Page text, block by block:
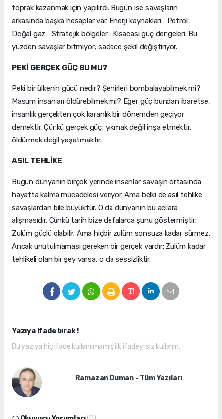
toprak kazanmak için yapılırdı. Bugün ise savaşların
arkasında başka hesaplar var. Enerji kaynakları… Petrol…
Doğal gaz… Stratejik bölgeler… Kısacası güç dengeleri. Bu
yüzden savaşlar bitmiyor; sadece şekil değiştiriyor.
PEKİ GERÇEK GÜÇ BU MU?
Peki bir ülkenin gücü nedir? Şehirleri bombalayabilmek mi?
Masum insanları öldürebilmek mi? Eğer güç bundan ibaretse,
insanlık gerçekten çok karanlık bir dönemden geçiyor
demektir. Çünkü gerçek güç; yıkmak değil inşa etmektir,
öldürmek değil yaşatmaktır.
ASIL TEHLİKE
Bugün dünyanın birçok yerinde insanlar savaşın ortasında
hayatta kalma mücadelesi veriyor. Ama belki de asıl tehlike
savaşlardan bile büyüktür. O da dünyanın bu acılara
alışmasıdır. Çünkü tarih bize defalarca şunu göstermiştir:
Zulüm güçlü olabilir. Ama hiçbir zulüm sonsuza kadar sürmez.
Ancak unutulmaması gereken bir gerçek vardır: Zulüm kadar
tehlikeli olan bir şey varsa, o da sessizliktir.
Yazıya ifade bırak !
Bu yazıya hiç ifade kullanılmamış ilk ifadeyi siz kullanın.
Ramazan Duman - Tüm Yazıları